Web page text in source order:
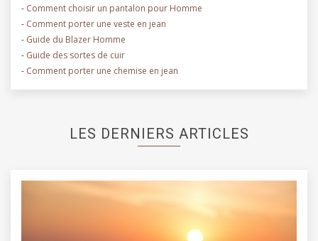
- Comment choisir un pantalon pour Homme
- Comment porter une veste en jean
- Guide du Blazer Homme
- Guide des sortes de cuir
- Comment porter une chemise en jean
LES DERNIERS ARTICLES